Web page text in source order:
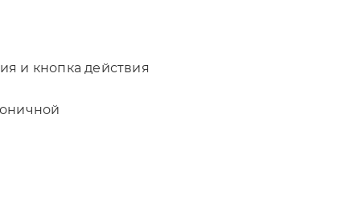
и кнопка действия